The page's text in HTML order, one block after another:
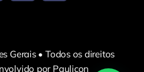
Gerais • Todos os direitos
por Paulicon